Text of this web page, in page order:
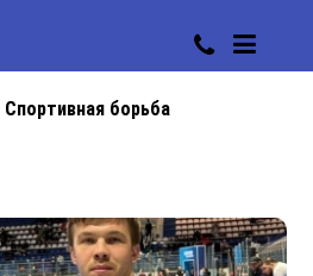
Спортивная борьба